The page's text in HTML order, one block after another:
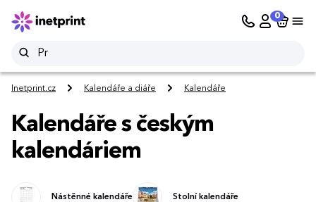
0
Inetprint.cz Kalendáře a diáře Kalendáře
Kalendáře s českým
kalendáriem
Nástěnné kalendáře Stolní kalendáře